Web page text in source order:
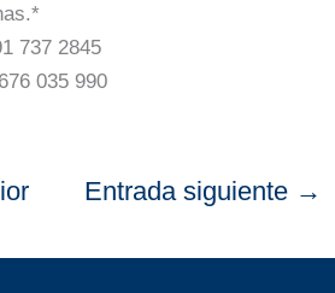
737 2845
035 990
Entrada siguiente →